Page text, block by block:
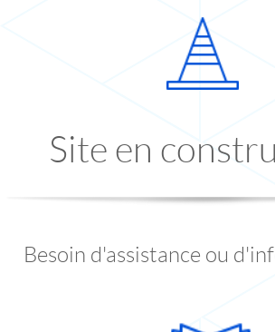
Site en
Besoin d'assistance ou